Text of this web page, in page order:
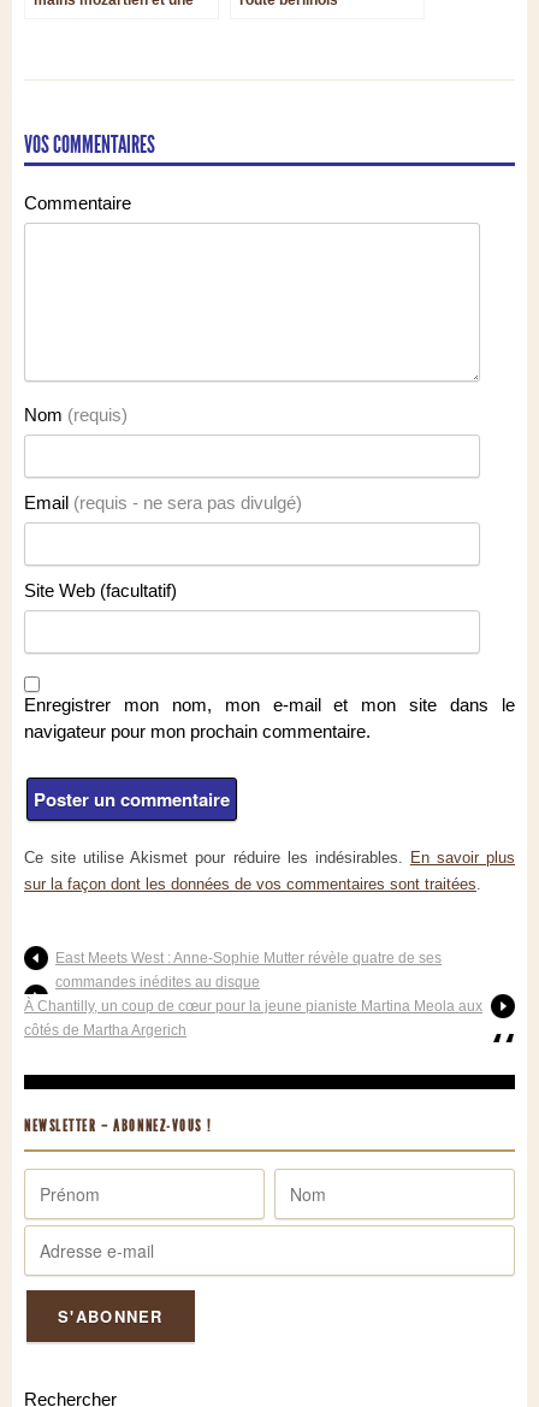
VOS COMMENTAIRES
Commentaire
Nom (requis)
Email (requis - ne sera pas divulgé)
Site Web (facultatif)
Enregistrer mon nom, mon e-mail et mon site dans le
navigateur pour mon prochain commentaire.
Ce site utilise Akismet pour réduire les indésirables. En savoir plus
sur la façon dont les données de vos commentaires sont traitées
East Meets West : Anne-Sophie Mutter révèle quatre de ses
commandes inédites au disque
À Chantilly, un coup de cœur pour la jeune pianiste Martina Meola aux
côtés de Martha Argerich
NEWSLETTER – ABONNEZ-VOUS !
Rechercher